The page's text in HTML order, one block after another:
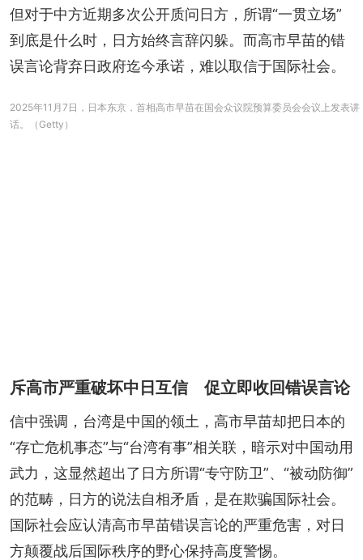
但对于中方近期多次公开质问日方，所谓“一贯立场”
到底是什么时，日方始终言辞闪躲。而高市早苗的错
误言论背弃日政府迄今承诺，难以取信于国际社会。
2025年11月7日，日本东京，首相高市早苗在国会众议院预算委员会会议上发表讲
话。（Getty）
斥高市严重破坏中日互信 促立即收回错误言论
信中强调，台湾是中国的领土，高市早苗却把日本的
“存亡危机事态”与“台湾有事”相关联，暗示对中国动用
武力，这显然超出了日方所谓“专守防卫”、“被动防御”
的范畴，日方的说法自相矛盾，是在欺骗国际社会。
国际社会应认清高市早苗错误言论的严重危害，对日
方颠覆战后国际秩序的野心保持高度警惕。